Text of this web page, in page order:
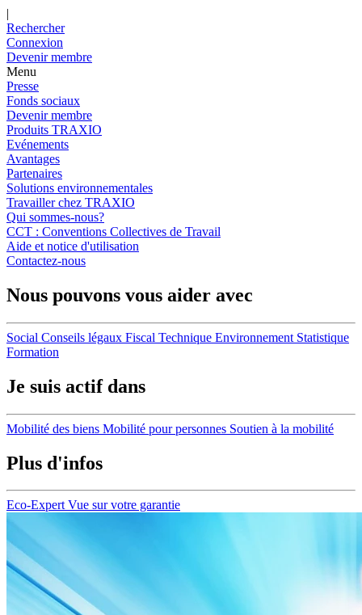
|
Rechercher
Connexion
Devenir membre
Menu
Presse
Fonds sociaux
Devenir membre
Produits TRAXIO
Evénements
Avantages
Partenaires
Solutions environnementales
Travailler chez TRAXIO
Qui sommes-nous?
CCT : Conventions Collectives de Travail
Aide et notice d'utilisation
Contactez-nous
Nous pouvons vous aider avec
Social Conseils légaux Fiscal Technique Environnement Statistique
Formation
Je suis actif dans
Mobilité des biens Mobilité pour personnes Soutien à la mobilité
Plus d'infos
Eco-Expert Vue sur votre garantie